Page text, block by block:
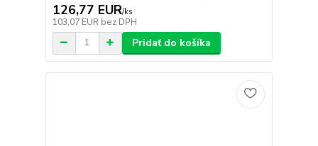
126,77 EUR/ks
103,07 EUR bez DPH
Pridať do košíka